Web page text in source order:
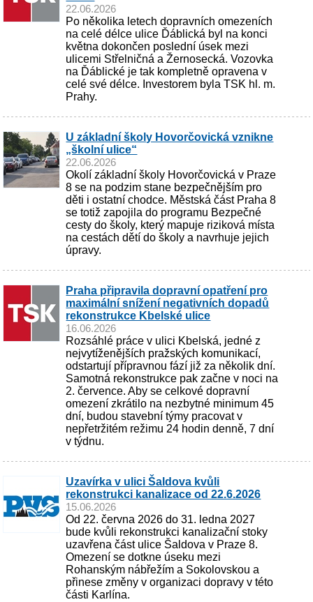
22.06.2026
Po několika letech dopravních omezeních
na celé délce ulice Ďáblická byl na konci
května dokončen poslední úsek mezi
ulicemi Střelničná a Žernosecká. Vozovka
na Ďáblické je tak kompletně opravena v
celé své délce. Investorem byla TSK hl. m.
Prahy.
U základní školy Hovorčovická vznikne
„školní ulice“
22.06.2026
Okolí základní školy Hovorčovická v Praze
8 se na podzim stane bezpečnějším pro
děti i ostatní chodce. Městská část Praha 8
se totiž zapojila do programu Bezpečné
cesty do školy, který mapuje riziková místa
na cestách dětí do školy a navrhuje jejich
úpravy.
Praha připravila dopravní opatření pro
maximální snížení negativních dopadů
rekonstrukce Kbelské ulice
16.06.2026
Rozsáhlé práce v ulici Kbelská, jedné z
nejvytíženějších pražských komunikací,
odstartují přípravnou fází již za několik dní.
Samotná rekonstrukce pak začne v noci na
2. července. Aby se celkové dopravní
omezení zkrátilo na nezbytné minimum 45
dní, budou stavební týmy pracovat v
nepřetržitém režimu 24 hodin denně, 7 dní
v týdnu.
Uzavírka v ulici Šaldova kvůli
rekonstrukci kanalizace od 22.6.2026
15.06.2026
Od 22. června 2026 do 31. ledna 2027
bude kvůli rekonstrukci kanalizační stoky
uzavřena část ulice Šaldova v Praze 8.
Omezení se dotkne úseku mezi
Rohanským nábřežím a Sokolovskou a
přinese změny v organizaci dopravy v této
části Karlína.